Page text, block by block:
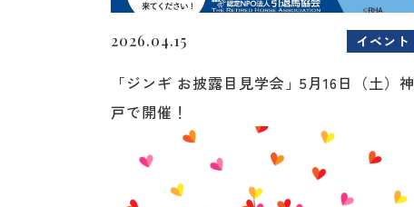
2026.04.15 イベント
「ジンギ お披露目見学会」5月16日（土）神
戸で開催！